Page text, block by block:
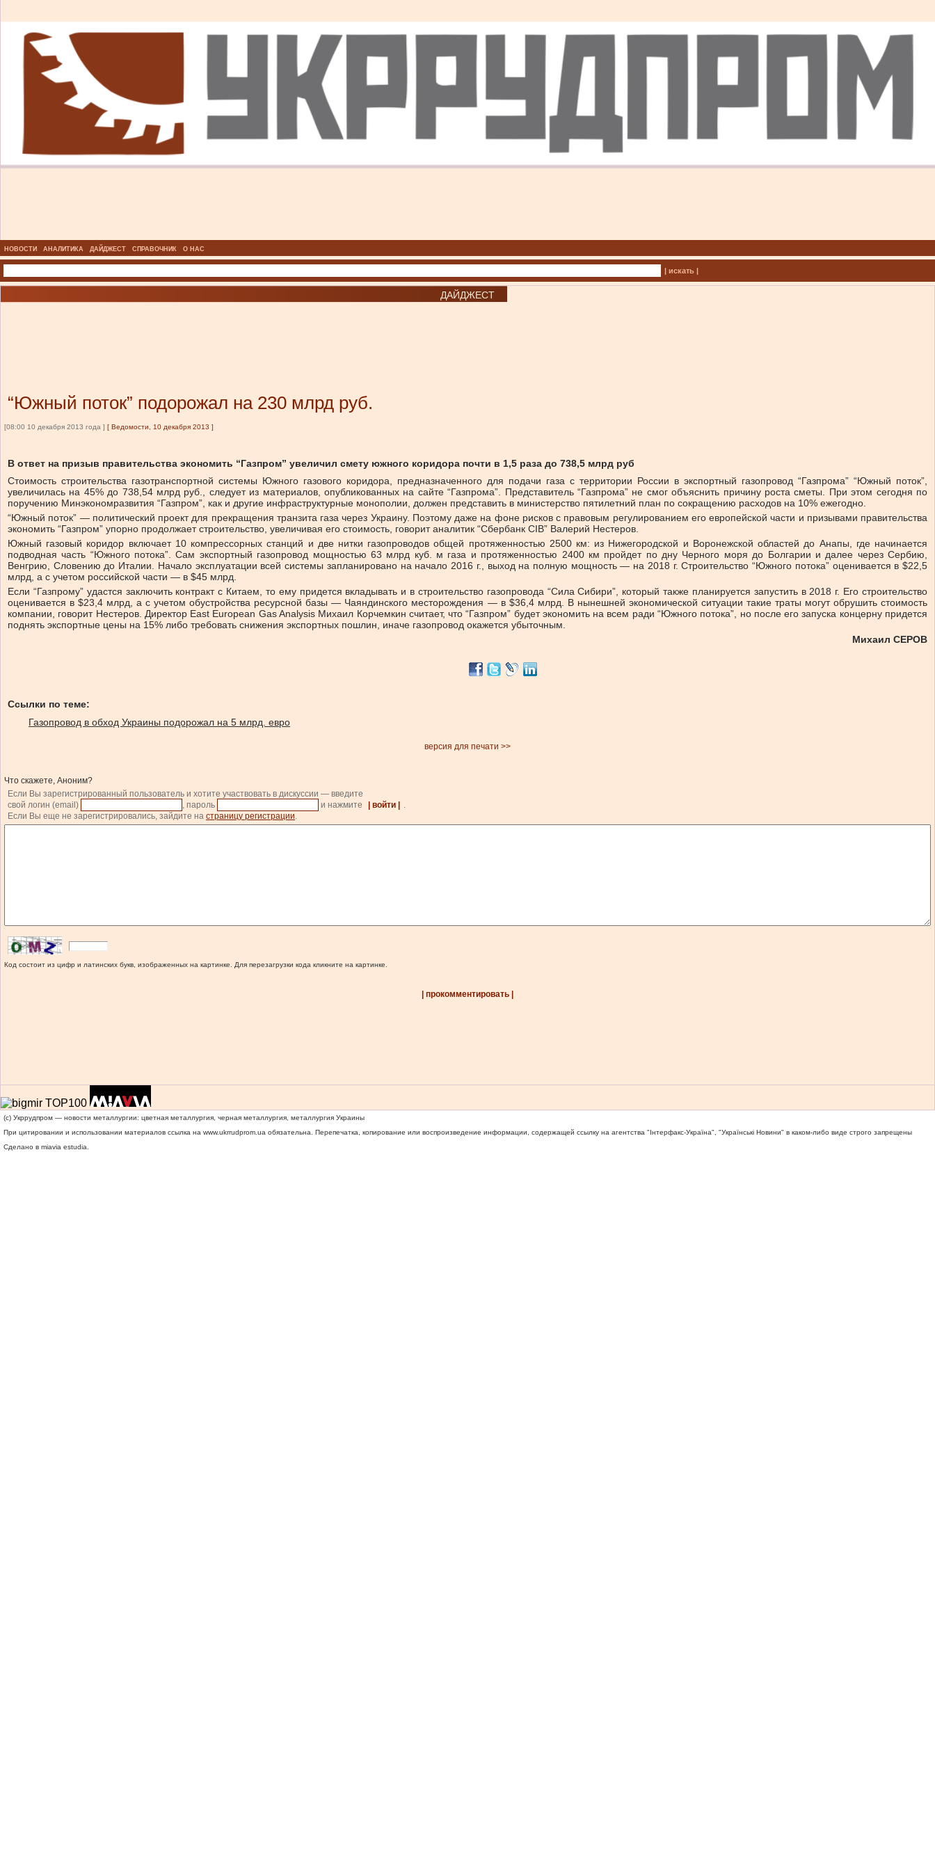
НОВОСТИ АНАЛИТИКА ДАЙДЖЕСТ СПРАВОЧНИК О НАС
| искать |
ДАЙДЖЕСТ
“Южный поток” подорожал на 230 млрд руб.
[08:00 10 декабря 2013 года ] [ Ведомости, 10 декабря 2013 ]
В ответ на призыв правительства экономить “Газпром” увеличил смету южного коридора почти в 1,5 раза до 738,5 млрд руб
Стоимость строительства газотранспортной системы Южного газового коридора, предназначенного для подачи газа с территории России в экспортный газопровод “Газпрома” “Южный поток”,
увеличилась на 45% до 738,54 млрд руб., следует из материалов, опубликованных на сайте “Газпрома”. Представитель “Газпрома” не смог объяснить причину роста сметы. При этом сегодня по
поручению Минэкономразвития “Газпром”, как и другие инфраструктурные монополии, должен представить в министерство пятилетний план по сокращению расходов на 10% ежегодно.
“Южный поток” — политический проект для прекращения транзита газа через Украину. Поэтому даже на фоне рисков с правовым регулированием его европейской части и призывами правительства
экономить “Газпром” упорно продолжает строительство, увеличивая его стоимость, говорит аналитик “Сбербанк CIB” Валерий Нестеров.
Южный газовый коридор включает 10 компрессорных станций и две нитки газопроводов общей протяженностью 2500 км: из Нижегородской и Воронежской областей до Анапы, где начинается
подводная часть “Южного потока”. Сам экспортный газопровод мощностью 63 млрд куб. м газа и протяженностью 2400 км пройдет по дну Черного моря до Болгарии и далее через Сербию,
Венгрию, Словению до Италии. Начало эксплуатации всей системы запланировано на начало 2016 г., выход на полную мощность — на 2018 г. Строительство “Южного потока” оценивается в $22,5
млрд, а с учетом российской части — в $45 млрд.
Если “Газпрому” удастся заключить контракт с Китаем, то ему придется вкладывать и в строительство газопровода “Сила Сибири”, который также планируется запустить в 2018 г. Его строительство
оценивается в $23,4 млрд, а с учетом обустройства ресурсной базы — Чаяндинского месторождения — в $36,4 млрд. В нынешней экономической ситуации такие траты могут обрушить стоимость
компании, говорит Нестеров. Директор East European Gas Analysis Михаил Корчемкин считает, что “Газпром” будет экономить на всем ради “Южного потока”, но после его запуска концерну придется
поднять экспортные цены на 15% либо требовать снижения экспортных пошлин, иначе газопровод окажется убыточным.
Михаил СЕРОВ
Ссылки по теме:
Газопровод в обход Украины подорожал на 5 млрд. евро
версия для печати >>
Что скажете, Аноним?
Если Вы зарегистрированный пользователь и хотите участвовать в дискуссии — введите
свой логин (email)
, пароль и нажмите | войти |
.
Если Вы еще не зарегистрировались, зайдите на страницу регистрации.
Код состоит из цифр и латинских букв, изображенных на картинке. Для перезагрузки кода кликните на картинке.
| прокомментировать |
(c) Укррудпром — новости металлургии: цветная металлургия, черная металлургия, металлургия Украины
При цитировании и использовании материалов ссылка на www.ukrrudprom.ua обязательна. Перепечатка, копирование или воспроизведение информации, содержащей ссылку на агентства "Iнтерфакс-Україна", "Українськi Новини" в каком-либо виде строго запрещены
Сделано в miavia estudia.